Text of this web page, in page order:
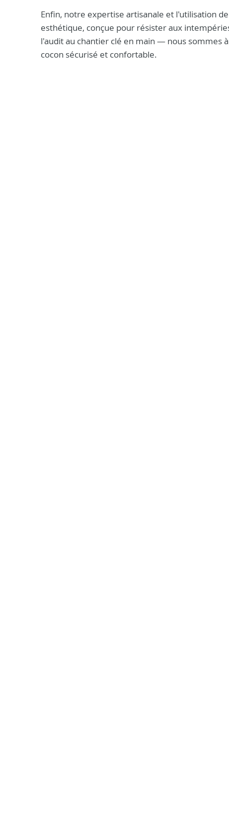
Enfin, notre expertise artisanale et l'utilisation
esthétique, conçue pour résister aux
l'audit au chantier clé en main — nous
cocon sécurisé et confortable.